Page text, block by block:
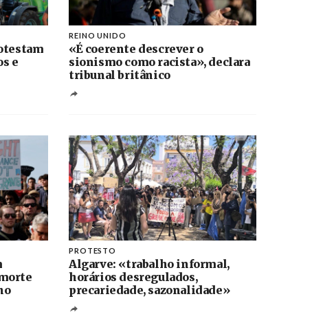
e
REINO UNIDO
«É coerente descrever o
sionismo como racista», declara
tribunal britânico
PROTESTO
Algarve: «trabalho informal,
horários desregulados,
precariedade, sazonalidade»